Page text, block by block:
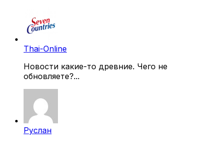
Thai-Online
Новости какие-то древние. Чего не
обновляете?...
Руслан